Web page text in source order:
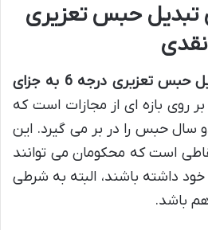
تبدیل حبس تعزیری
تبدیل حبس تعزیری درجه 6 به جزای
روی بازه ای از مجازات است که
سال حبس را در بر می گیرد. این
است که محکومان می توانند
داشته باشند، البته به شرطی
باشد.